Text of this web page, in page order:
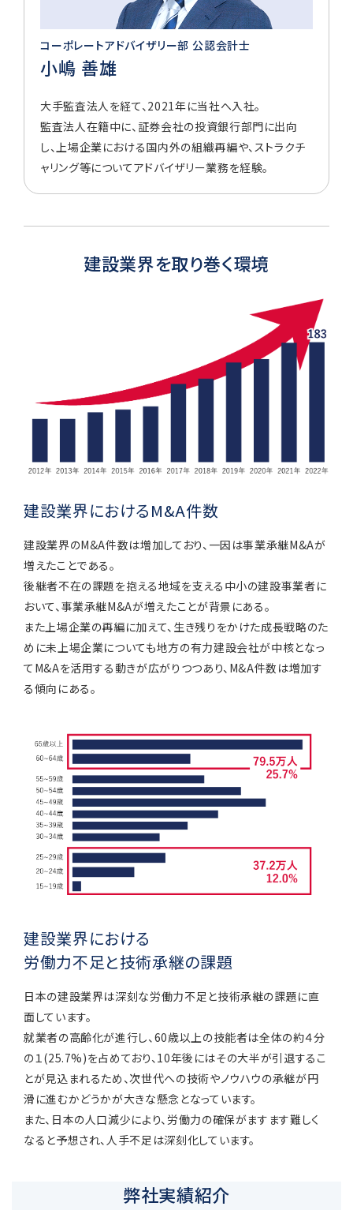
コーポレートアドバイザリー部 公認会計士
小嶋 善雄
大手監査法人を経て、2021年に当社へ入社。
監査法人在籍中に、証券会社の投資銀行部門に出向
し、上場企業における国内外の組織再編や、ストラクチ
ャリング等についてアドバイザリー業務を経験。
建設業界を取り巻く環境
建設業界におけるM&A件数
建設業界のM&A件数は増加しており、一因は事業承継M&Aが
増えたことである。
後継者不在の課題を抱える地域を支える中小の建設事業者に
おいて、事業承継M&Aが増えたことが背景にある。
また上場企業の再編に加えて、生き残りをかけた成長戦略のた
めに未上場企業についても地方の有力建設会社が中核となっ
てM&Aを活用する動きが広がりつつあり、M&A件数は増加す
る傾向にある。
建設業界における
労働力不足と技術承継の課題
日本の建設業界は深刻な労働力不足と技術承継の課題に直
面しています。
就業者の高齢化が進行し、60歳以上の技能者は全体の約４分
の１(25.7%)を占めており、10年後にはその大半が引退するこ
とが見込まれるため、次世代への技術やノウハウの承継が円
滑に進むかどうかが大きな懸念となっています。
また、日本の人口減少により、労働力の確保がますます難しく
なると予想され、人手不足は深刻化しています。
弊社実績紹介